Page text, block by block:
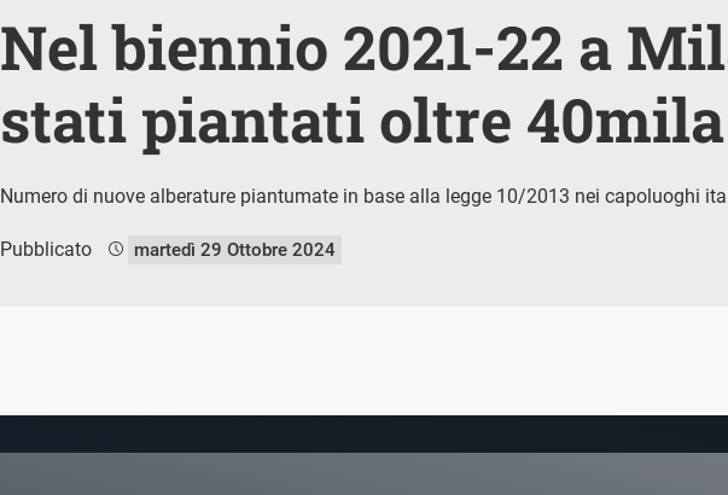
Nel biennio 2021-22 a
stati piantati oltre
Numero di nuove alberature piantumate in base alla legge 10/2013 nei capoluoghi
Pubblicato martedì 29 Ottobre 2024